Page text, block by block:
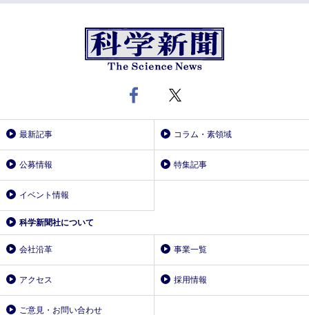
最新記事 コラム・素領域
公募情報 特集記事
イベント情報
科学新聞社について
会社沿革 事業一覧
アクセス 採用情報
ご意見・お問い合わせ